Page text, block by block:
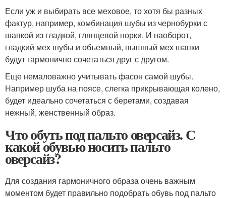
Если уж и выбирать все меховое, то хотя бы разных
фактур, например, комбинация шубы из чернобурки с
шапкой из гладкой, глянцевой норки. И наоборот,
гладкий мех шубы и объемный, пышный мех шапки
будут гармонично сочетаться друг с другом.
Еще немаловажно учитывать фасон самой шубы.
Например шуба на поясе, слегка прикрывающая колено,
будет идеально сочетаться с беретами, создавая
нежный, женственный образ.
Что обуть под пальто оверсайз. С
какой обувью носить пальто
оверсайз?
Для создания гармоничного образа очень важным
моментом будет правильно подобрать обувь под пальто